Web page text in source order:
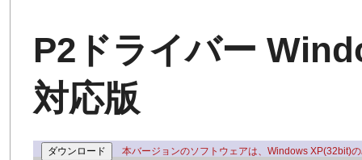
P2ドライバー
対応版
本バージョンのソフトウェアは、Windows XP(32bit)